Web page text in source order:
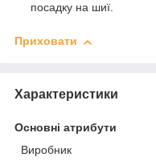
посадку на шиї.
Приховати
Характеристики
Основні атрибути
Виробник